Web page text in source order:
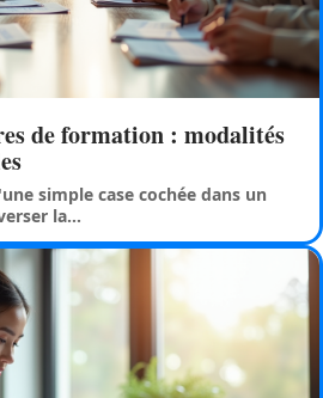
de formation : modalités
simple case cochée dans un
la…